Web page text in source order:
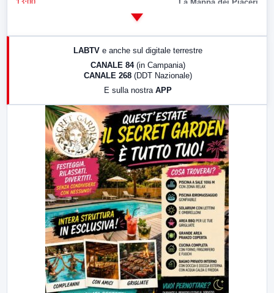
13:00 La Mappa dei Piaceri
17:00 LabNews (replica)
LabNews (replica)
LABTV e anche sul digitale terrestre
CANALE 84 (in Campania)
CANALE 268 (DDT Nazionale)
E sulla nostra APP